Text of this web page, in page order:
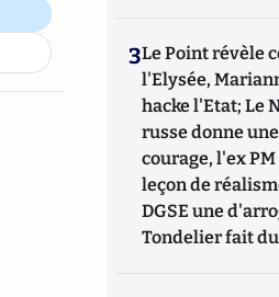
3Le Point révèle
l'Elysée,
hacke l'Etat; Le
russe donne
courage, l'ex
leçon de
DGSE une
Tondelier fait